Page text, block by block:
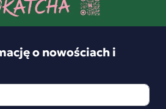
o nowościach i